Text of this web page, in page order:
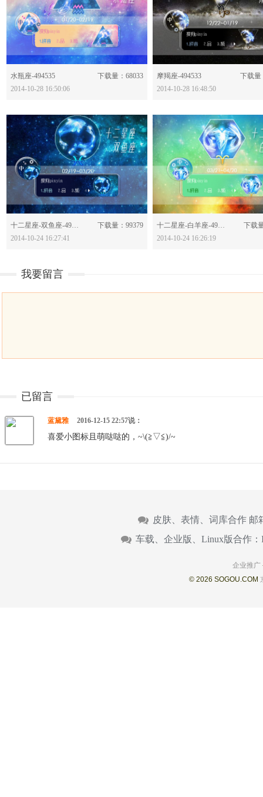
水瓶座-494535
下载量：68033
2014-10-28 16:50:06
摩羯座-494533
下载量
2014-10-28 16:48:50
分享：
十二星座-双鱼座-494237
下载量：99379
2014-10-24 16:27:41
分享：
十二星座-白羊座-494236
下载
2014-10-24 16:26:19
我要留言
已留言
蓝黛雅 2016-12-15 22:57说：
喜爱小图标且萌哒哒的，~\(≧▽≦)/~
皮肤、表情、词库合作 邮
车载、企业版、Linux版合作：
企业推广
© 2026 SOGOU.COM